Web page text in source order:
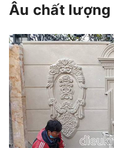
Âu chất lượng